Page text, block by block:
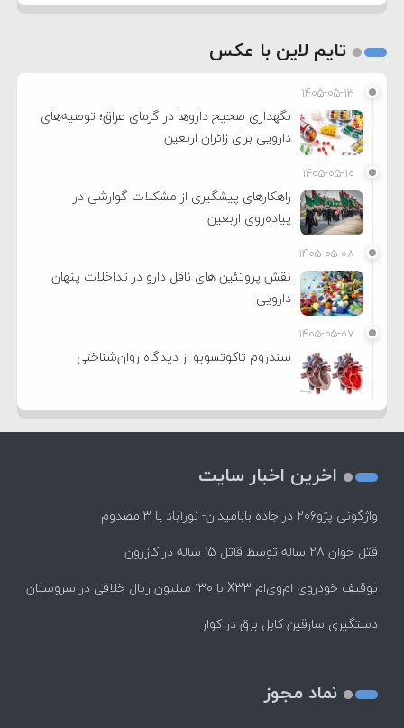
تایم لاین با عکس
۱۴۰۵-۰۵-۱۳
نگهداری صحیح داروها در گرمای عراق؛ توصیه‌های
دارویی برای زائران اربعین
۱۴۰۵-۰۵-۱۰
راهکارهای پیشگیری از مشکلات گوارشی در
پیاده‌روی اربعین
۱۴۰۵-۰۵-۰۸
نقش پروتئین های ناقل دارو در تداخلات پنهان
دارویی
۱۴۰۵-۰۵-۰۷
سندروم تاکوتسوبو از دیدگاه روان‌شناختی
اخرین اخبار سایت
واژگونی پژو۲۰۶ در جاده بابامیدان- نورآباد با ۳ مصدوم
قتل جوان 28 ساله توسط قاتل 15 ساله در کازرون
توقیف خودروی ام‌وی‌ام X33 با ۱۳۰ میلیون ریال خلافی در سروستان
دستگیری سارقین کابل برق در کوار
نماد مجوز